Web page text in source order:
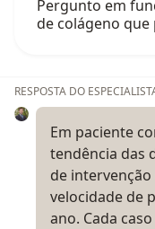
Pergunto em
de colágeno
RESPOSTA DO
Em paciente
tendência das
de
velocidade de
ano. Cada